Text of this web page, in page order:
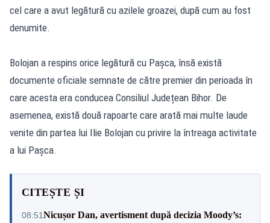
cel care a avut legătură cu azilele groazei, după cum au fost
denumite.
Bolojan a respins orice legătură cu Pașca, însă există
documente oficiale semnate de către premier din perioada în
care acesta era conducea Consiliul Județean Bihor. De
asemenea, există două rapoarte care arată mai multe laude
venite din partea lui Ilie Bolojan cu privire la întreaga activitate
a lui Pașca.
CITEȘTE ȘI
08:51Nicușor Dan, avertisment după decizia Moody’s: